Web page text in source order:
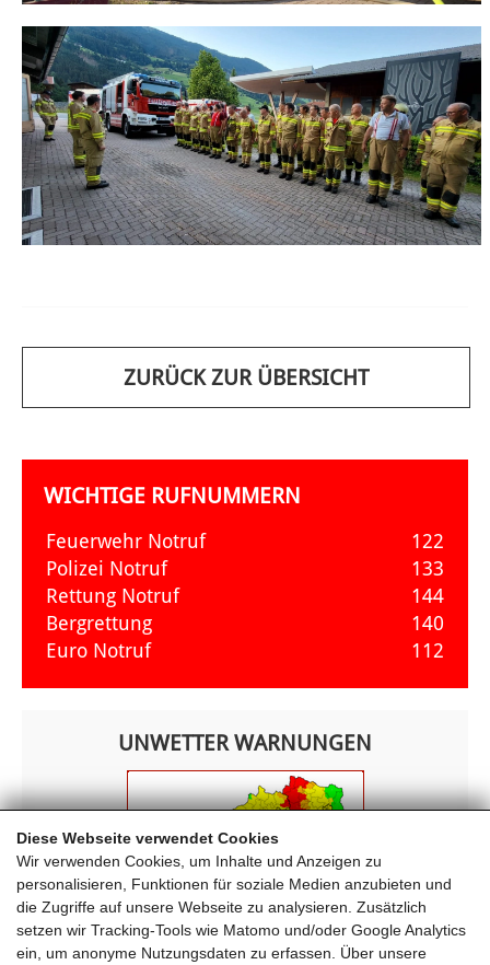
Diese Webseite verwendet Cookies
Wir verwenden Cookies, um Inhalte und Anzeigen zu
personalisieren, Funktionen für soziale Medien anzubieten und
die Zugriffe auf unsere Webseite zu analysieren. Zusätzlich
setzen wir Tracking-Tools wie Matomo und/oder Google Analytics
ein, um anonyme Nutzungsdaten zu erfassen. Über unsere
ZURÜCK ZUR ÜBERSICHT
WICHTIGE RUFNUMMERN
Feuerwehr Notruf
122
Polizei Notruf
133
Rettung Notruf
144
Bergrettung
140
Euro Notruf
112
UNWETTER WARNUNGEN